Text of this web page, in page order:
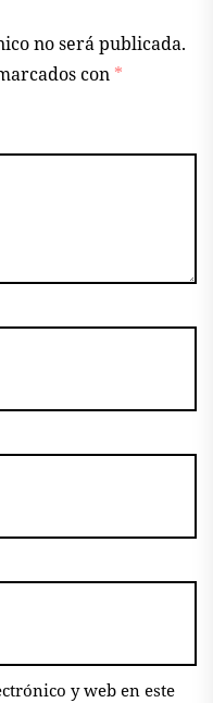
no será publicada.
con *
y web en este